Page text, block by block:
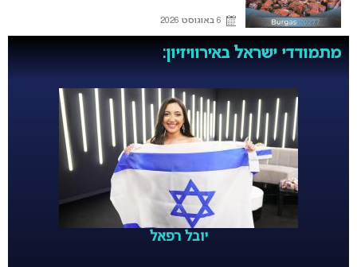
6 באוגוסט 2026
מתמודדי ישראל באירוויזיון:
יובל רפאל